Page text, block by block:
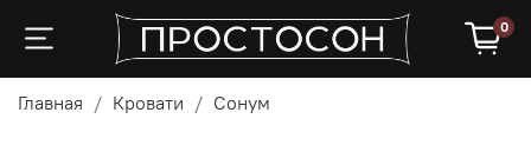
0
Главная Кровати Сонум